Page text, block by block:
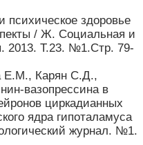
здоровье
/ Ж. Социальная и
2013. Т.23. №1.Стр. 79-
Е.М., Карян С.Д.,
вазопрессина в
циркадианных
ядра гипоталамуса
журнал. №1.